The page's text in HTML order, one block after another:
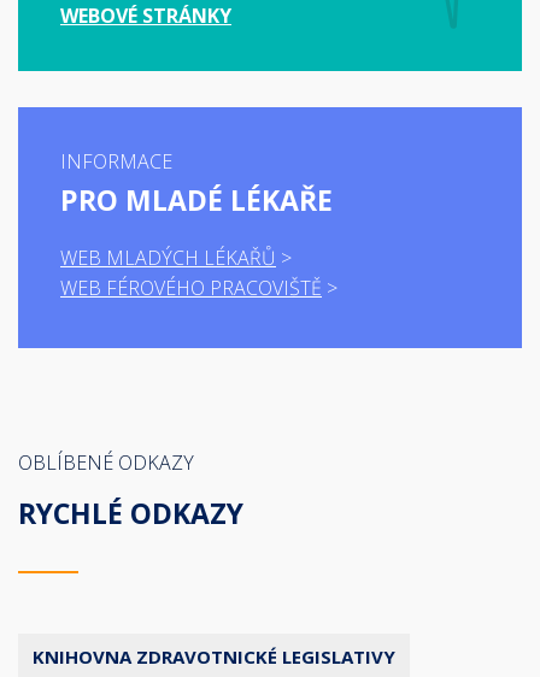
WEBOVÉ STRÁNKY
INFORMACE
PRO MLADÉ LÉKAŘE
WEB MLADÝCH LÉKAŘŮ
WEB FÉROVÉHO PRACOVIŠTĚ
OBLÍBENÉ ODKAZY
RYCHLÉ ODKAZY
KNIHOVNA ZDRAVOTNICKÉ LEGISLATIVY